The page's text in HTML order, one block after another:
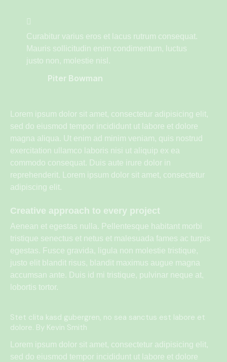
Curabitur varius eros et lacus rutrum consequat.
Mauris sollicitudin enim condimentum, luctus
justo non, molestie nisl.
Piter Bowman
Lorem ipsum dolor sit amet, consectetur adipisicing elit,
sed do eiusmod tempor incididunt ut labore et dolore
magna aliqua. Ut enim ad minim veniam, quis nostrud
exercitation ullamco laboris nisi ut aliquip ex ea
commodo consequat. Duis aute irure dolor in
reprehenderit. Lorem ipsum dolor sit amet, consectetur
adipiscing elit.
Creative approach to every project
Aenean et egestas nulla. Pellentesque habitant morbi
tristique senectus et netus et malesuada fames ac turpis
egestas. Fusce gravida, ligula non molestie tristique,
justo elit blandit risus, blandit maximus augue magna
accumsan ante. Duis id mi tristique, pulvinar neque at,
lobortis tortor.
Stet clita kasd gubergren, no sea sanctus est labore et
dolore. By Kevin Smith
Lorem ipsum dolor sit amet, consectetur adipisicing elit,
sed do eiusmod tempor incididunt ut labore et dolore